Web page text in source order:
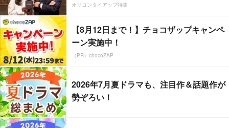
オリコンタイアップ特集
【8月12日まで！】チョコザップキャンペ
ーン実施中！
（PR）chocoZAP
2026年7月夏ドラマも、注目作＆話題作が
勢ぞろい！